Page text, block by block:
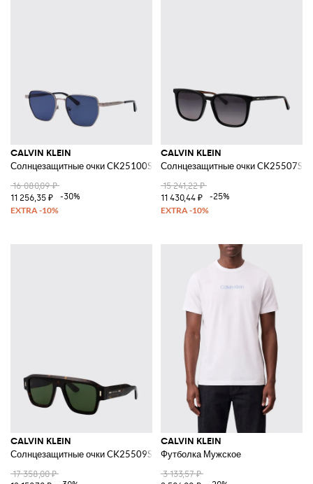
CALVIN KLEIN
Солнцезащитные очки CK25100S из металла
16 080,09 ₽
11 256,35 ₽
-30%
CALVIN KLEIN
Солнцезащитные очки CK25507S
15 241,22 ₽
11 430,44 ₽
-25%
CALVIN KLEIN
Солнцезащитные очки CK25509S из ацетата
17 358,00 ₽
CALVIN KLEIN
Футболка Мужское
3 133,57 ₽